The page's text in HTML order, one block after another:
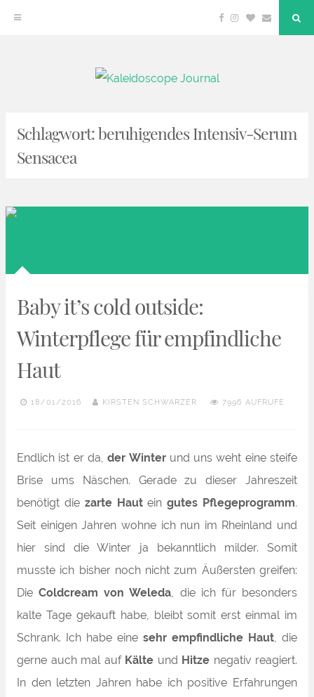
FacebookInstagramBloglovin
Email
Schlagwort:beruhigendes Intensiv-Serum
Sensacea
Baby it’s cold outside:
Winterpflege für empfindliche
Haut
18/01/2016 KIRSTEN SCHWARZER 7996 AUFRUFE
Endlich ist er da,der Winterund uns weht eine steife
Brise ums Näschen. Gerade zu dieser Jahreszeit
benötigt die zarte Hauteingutes Pflegeprogramm.
Seit einigen Jahren wohne ich nun im Rheinland und
hier sind die Winter ja bekanntlich milder. Somit
musste ich bisher noch nicht zum Äußersten greifen:
DieColdcream von Weleda , die ich für besonders
kalte Tage gekauft habe, bleibt somit erst einmal im
Schrank. Ich habe eine sehr empfindliche Haut , die
gerne auch mal auf Kälte und Hitze negativ reagiert.
In den letzten Jahren habe ich positive Erfahrungen